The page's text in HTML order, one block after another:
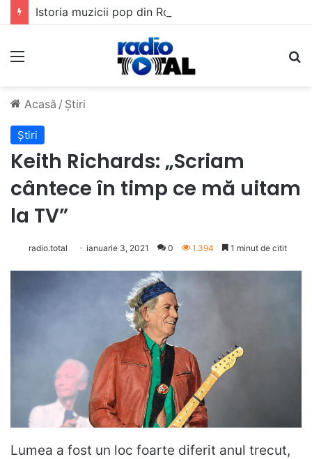
Meniu
Acasă / Știri
Știri
Keith Richards: „Scriam
cântece în timp ce mă uitam
la TV”
radio.total ianuarie 3, 2021 0 1.394 1 minut de citit
Lumea a fost un loc foarte diferit anul trecut,